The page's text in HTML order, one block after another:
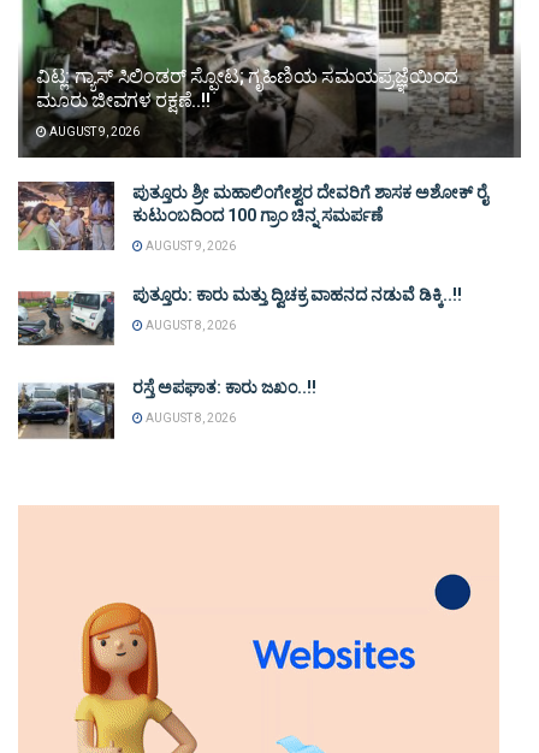
ವಿಟ್ಲ: ಗ್ಯಾಸ್ ಸಿಲಿಂಡರ್ ಸ್ಫೋಟ; ಗೃಹಿಣಿಯ ಸಮಯಪ್ರಜ್ಞೆಯಿಂದ
ಮೂರು ಜೀವಗಳ ರಕ್ಷಣೆ..!!
AUGUST 9, 2026
ಪುತ್ತೂರು ಶ್ರೀ ಮಹಾಲಿಂಗೇಶ್ವರ ದೇವರಿಗೆ ಶಾಸಕ ಅಶೋಕ್ ರೈ
ಕುಟುಂಬದಿಂದ 100 ಗ್ರಾಂ ಚಿನ್ನ ಸಮರ್ಪಣೆ
AUGUST 9, 2026
ಪುತ್ತೂರು: ಕಾರು ಮತ್ತು ದ್ವಿಚಕ್ರ ವಾಹನದ ನಡುವೆ ಡಿಕ್ಕಿ..!!
AUGUST 8, 2026
ರಸ್ತೆ ಅಪಘಾತ: ಕಾರು ಜಖಂ..!!
AUGUST 8, 2026